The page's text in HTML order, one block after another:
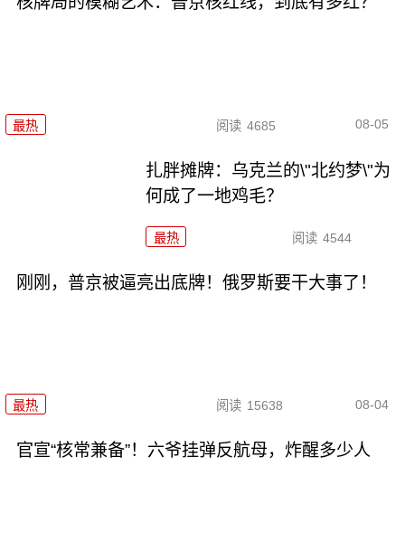
最热 阅读 4685 08-05
扎胖摊牌：乌克兰的\"北约梦\"为
何成了一地鸡毛？
最热 阅读 4544
刚刚，普京被逼亮出底牌！俄罗斯要干大事了！
最热 阅读 15638 08-04
官宣“核常兼备”！六爷挂弹反航母，炸醒多少人